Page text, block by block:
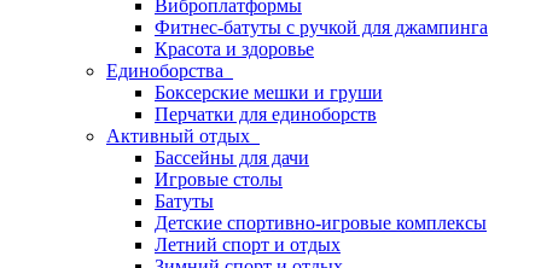
Виброплатформы
Фитнес-батуты с ручкой для джампинга
Красота и здоровье
Единоборства
Боксерские мешки и груши
Перчатки для единоборств
Активный отдых
Бассейны для дачи
Игровые столы
Батуты
Детские спортивно-игровые комплексы
Летний спорт и отдых